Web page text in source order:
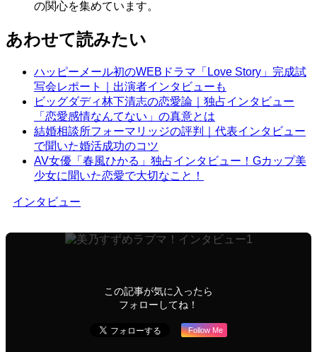
の関心を集めています。
あわせて読みたい
ハッピーメール初のWEBドラマ「Love Story」完成試
写会レポート｜出演者インタビューも
ビッグダディ林下清志の恋愛論｜独占インタビュー
「恋愛感情なんてない」の真意とは
結婚相談所フォーマリッジの評判｜代表インタビュー
で聞いた婚活成功のコツ
AV女優「春風ひかる」独占インタビュー！Gカップ美
少女に聞いた恋愛で大切なこと！
インタビュー
この記事が気に入ったら
フォローしてね！
Follow Me